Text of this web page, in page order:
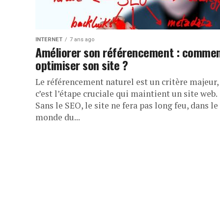
INTERNET 7 ans ago
Améliorer son référencement :
optimiser son site ?
Le référencement naturel est un critère majeur,
c’est l’étape cruciale qui maintient un site web.
Sans le SEO, le site ne fera pas long feu, dans le
monde du...